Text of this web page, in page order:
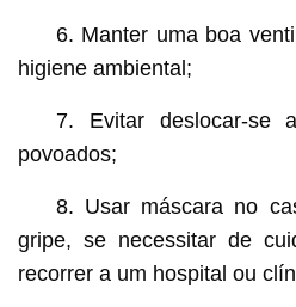
6. Manter uma boa
higiene ambiental;
7. Evitar deslocar-se
povoados;
8. Usar máscara no
gripe, se necessitar de
recorrer a um hospital ou